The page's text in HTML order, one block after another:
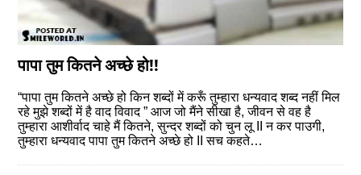
पापा तुम कितने अच्छे हो!!
“पापा तुम कितने अच्छे हो किन शब्दों में करूँ तुम्हारा धन्यवाद शब्द नहीं मिल
रहे मुझे शब्दों में है वाद विवाद ” आज जो मैंने सीखा है, जीवन से वह है
तुम्हारा आशीर्वाद चाहे मैं कितने, सुन्दर शब्दों को चुन लू II न कर पाउगी,
तुम्हारा धन्यवाद पापा तुम कितने अच्छे हो II सच कहते…